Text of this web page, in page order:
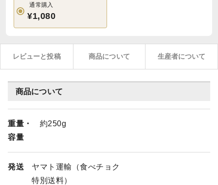
通常購入
¥1,080
レビューと投稿 商品について 生産者について
商品について
重量・
容量
約250g
発送
ヤマト運輸（食べチョク
特別送料）